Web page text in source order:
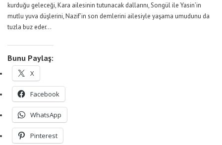
kurduğu geleceği, Kara ailesinin tutunacak dallarını, Songül ile Yasin’in
mutlu yuva düşlerini, Nazif’in son demlerini ailesiyle yaşama umudunu da
tuzla buz eder…
Bunu Paylaş:
X
Facebook
WhatsApp
Pinterest